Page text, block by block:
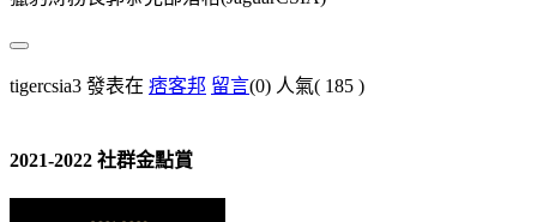
tigercsia3 發表在 痞客邦 留言(0) 人氣( 185 )
2021-2022 社群金點賞